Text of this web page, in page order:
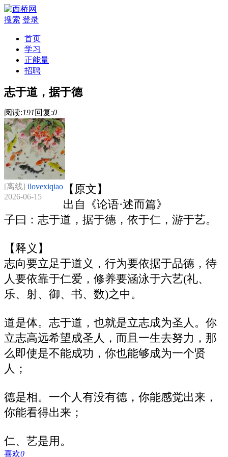
搜索 登录
首页
学习
正能量
招聘
志于道，据于德
阅读:191 回复:0
[离线] ilovexiqiao
2026-06-15
【原文】
出自《论语·述而篇》
子曰：志于道，据于德，依于仁，游于艺。
【释义】
志向要立足于道义，行为要依据于品德，待
人要依靠于仁爱，修养要涵泳于六艺(礼、
乐、射、御、书、数)之中。
道是体。志于道，也就是立志成为圣人。你
立志高远希望成圣人，而且一生去努力，那
么即使是不能成功，你也能够成为一个贤
人；
德是相。一个人有没有德，你能感觉出来，
你能看得出来；
仁、艺是用。
喜欢0